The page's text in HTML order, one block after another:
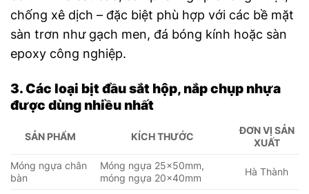
chống xê dịch – đặc biệt phù hợp với các bề mặt
sàn trơn như gạch men, đá bóng kính hoặc sàn
epoxy công nghiệp.
3. Các loại bịt đầu sắt hộp, nắp chụp nhựa
được dùng nhiều nhất
SẢN PHẨM KÍCH THƯỚC
ĐƠN VỊ SẢN
XUẤT
Móng ngựa chân
bàn
Móng ngựa 25x50mm,
móng ngựa 20x40mm
Hà Thành